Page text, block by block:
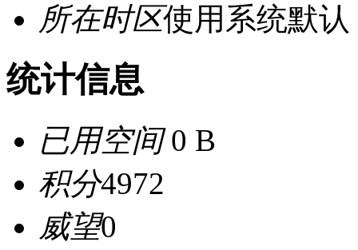
所在时区使用系统默认
统计信息
已用空间0 B
积分4972
威望0